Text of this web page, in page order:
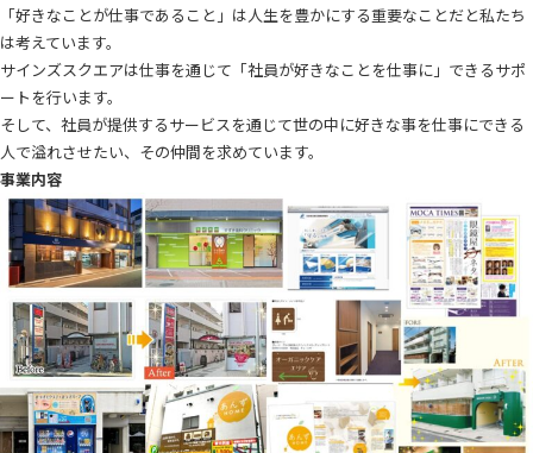
「好きなことが仕事であること」は人生を豊かにする重要なことだと私たち
は考えています。
サインズスクエアは仕事を通じて「社員が好きなことを仕事に」できるサポ
ートを行います。
そして、社員が提供するサービスを通じて世の中に好きな事を仕事にできる
人で溢れさせたい、その仲間を求めています。
事業内容